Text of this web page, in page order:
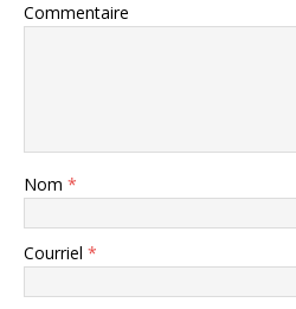
Commentaire
Nom *
Courriel *